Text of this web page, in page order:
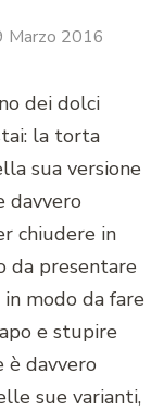
Marzo 2016
dei dolci
la torta
sua versione
davvero
chiudere in
da presentare
in modo da fare
e stupire
davvero
sue varianti,